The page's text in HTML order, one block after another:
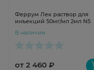
Феррум Лек раствор для
инъекций 50мг/мл 2мл N5
В наличии
от 2 460 ₽